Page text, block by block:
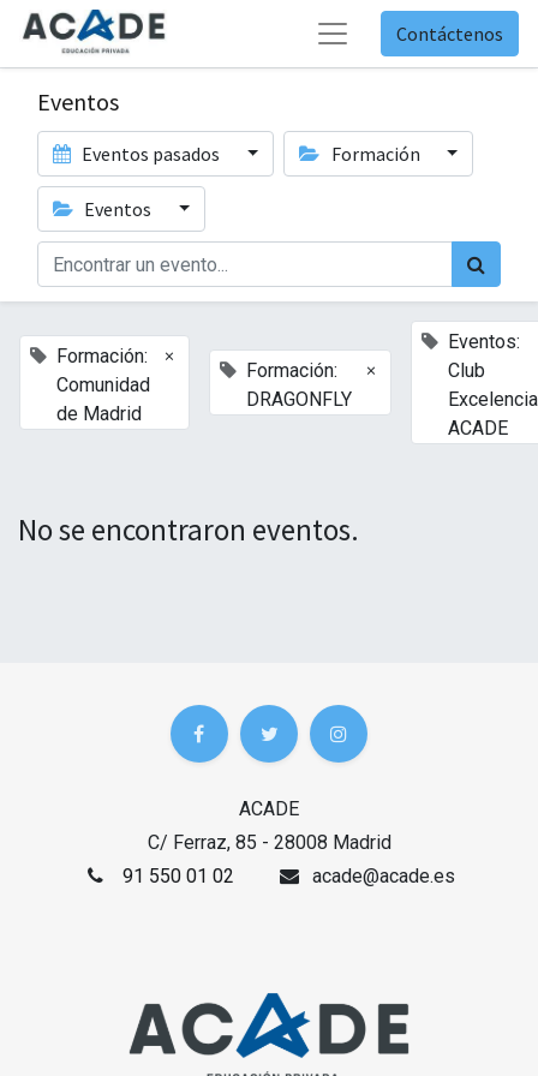
Contáctenos
Eventos
Eventos pasados Formación
Eventos
Formación:
Comunidad
de Madrid
×
Formación:
DRAGONFLY
×
Eventos:
Club
Excelencia
ACADE
No se encontraron eventos.
ACADE
C/ Ferraz, 85 - 28008 Madrid
91 550 01 02
acade@acade.es